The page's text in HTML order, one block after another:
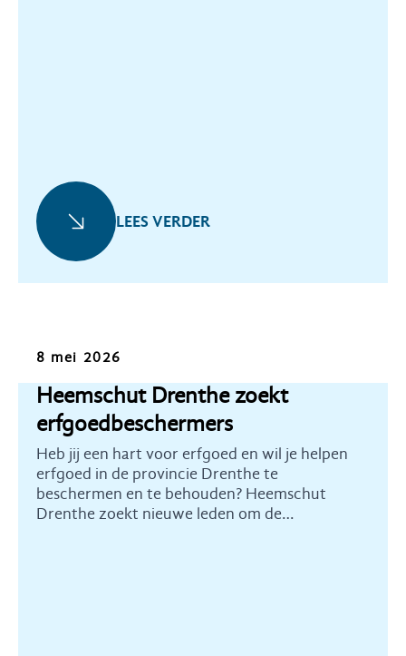
LEES VERDER
Oproep
8 mei 2026
Heemschut Drenthe zoekt
erfgoedbeschermers
Heb jij een hart voor erfgoed en wil je helpen
erfgoed in de provincie Drenthe te
beschermen en te behouden? Heemschut
Drenthe zoekt nieuwe leden om de